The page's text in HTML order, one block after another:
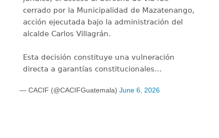
cerrado por la Municipalidad de Mazatenango,
acción ejecutada bajo la administración del
alcalde Carlos Villagrán.
Esta decisión constituye una vulneración
directa a garantías constitucionales…
— CACIF (@CACIFGuatemala) June 6, 2026